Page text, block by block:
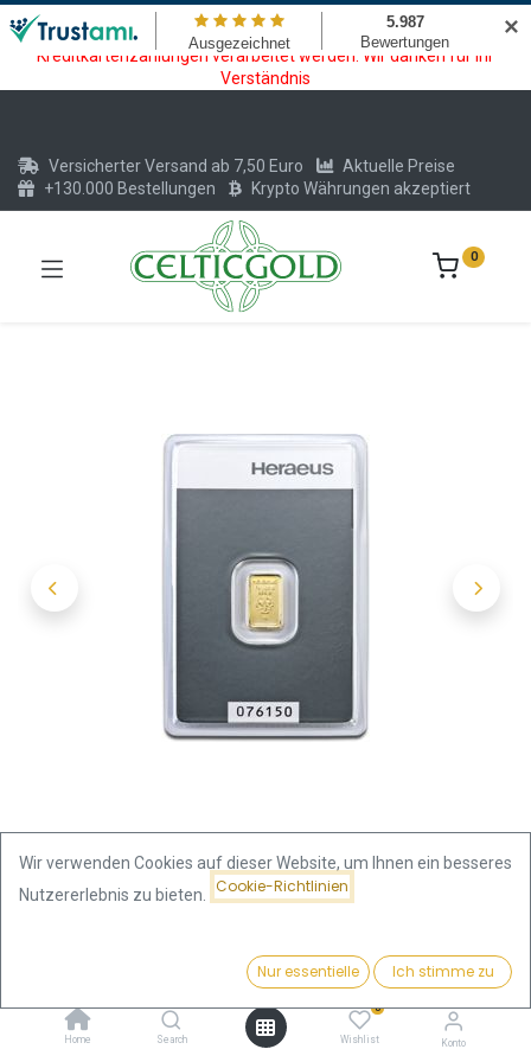
Wartungsarbeiten am Kreditkarten und Krypto Bezahlmodul. In der
Zeit vom 20.07. - 09.08.2026 können keine Krypto oder
Kreditkartenzahlungen verarbeitet werden. Wir danken für Ihr
Verständnis
Preis:
142,85€ Kaufen
Home Search
0
Wishlist Konto
Versicherter Versand ab 7,50 Euro
Aktuelle Preise
+130.000 Bestellungen
Krypto Währungen akzeptiert
0
1 Gramm Goldbarren | Heraeus
1 Gramm Goldbarren | Heraeus
Wir verwenden Cookies auf dieser Website, um Ihnen ein besseres
Nutzererlebnis zu bieten.
Cookie-Richtlinien
Nur essentielle Ich stimme zu
✕